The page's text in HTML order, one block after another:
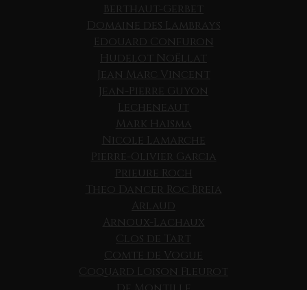
Berthaut-Gerbet
Domaine des Lambrays
Edouard Confuron
Hudelot Noëllat
Jean Marc Vincent
Jean-Pierre Guyon
Lecheneaut
Mark Haisma
Nicole Lamarche
Pierre-Olivier Garcia
Prieure Roch
Theo Dancer Roc Breia
Arlaud
Arnoux-Lachaux
Clos de Tart
Comte de Vogue
Coquard Loison Fleurot